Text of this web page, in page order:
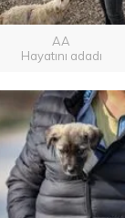
AA
Hayatını adadı